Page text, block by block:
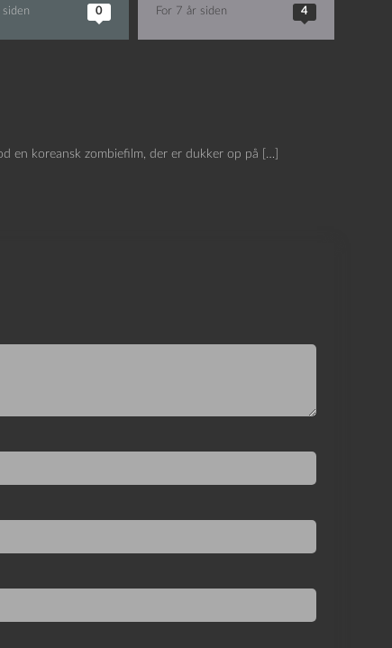
0 For 7 år siden 4
en koreansk zombiefilm, der er dukker op på […]